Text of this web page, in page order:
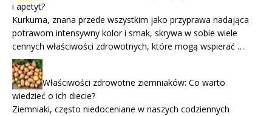
i apetyt?
Kurkuma, znana przede wszystkim jako przyprawa nadająca
potrawom intensywny kolor i smak, skrywa w sobie wiele
cennych właściwości zdrowotnych, które mogą wspierać …
Właściwości zdrowotne ziemniaków: Co warto
wiedzieć o ich diecie?
Ziemniaki, często niedoceniane w naszych codziennych